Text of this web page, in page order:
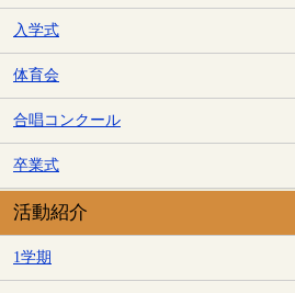
入学式
体育会
合唱コンクール
卒業式
活動紹介
1学期